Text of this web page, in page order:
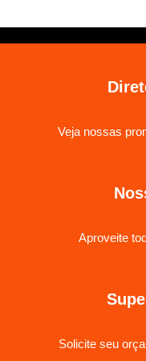
Veja nossas
Aproveite
Solicite seu